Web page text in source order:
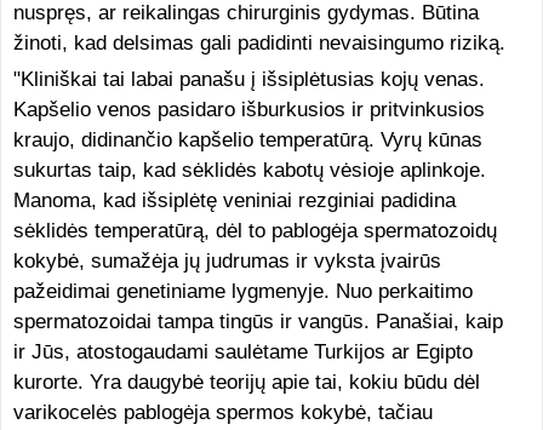
nuspręs, ar reikalingas chirurginis gydymas. Būtina
žinoti, kad delsimas gali padidinti nevaisingumo riziką.
"Kliniškai tai labai panašu į išsiplėtusias kojų venas.
Kapšelio venos pasidaro išburkusios ir pritvinkusios
kraujo, didinančio kapšelio temperatūrą. Vyrų kūnas
sukurtas taip, kad sėklidės kabotų vėsioje aplinkoje.
Manoma, kad išsiplėtę veniniai rezginiai padidina
sėklidės temperatūrą, dėl to pablogėja spermatozoidų
kokybė, sumažėja jų judrumas ir vyksta įvairūs
pažeidimai genetiniame lygmenyje. Nuo perkaitimo
spermatozoidai tampa tingūs ir vangūs. Panašiai, kaip
ir Jūs, atostogaudami saulėtame Turkijos ar Egipto
kurorte. Yra daugybė teorijų apie tai, kokiu būdu dėl
varikocelės pablogėja spermos kokybė, tačiau